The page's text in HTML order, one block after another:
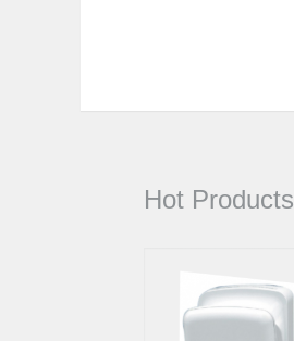
Hot Products